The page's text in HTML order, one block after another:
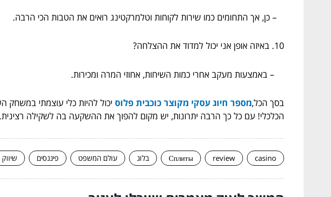
– כן, אך התחומים כמו שירות לקוחות וטלמרקטינג רואים את הטבות הכי הרבה.
10. באיזה אופן אני יכול למדוד את ההצלחה?
– באמצעות מעקב אחרי כמות השיחות, אחוזי המרה ומכירות.
בסך הכל,מספר חיוג עסקי מקוצר כוכבית פלוס יכול להיות כלי עוצמתי במשחק
הכלכלי! עם כל כך הרבה יתרונות, יש מקום להפוך את ההשקעה בה לשקילה רצינית.
casino
review
Сплиты בלוג עולם המשפט פיננסים שיווק